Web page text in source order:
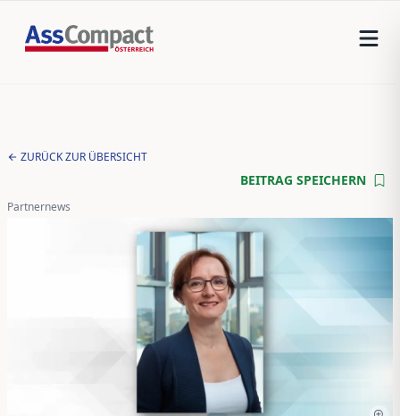
ZURÜCK ZUR ÜBERSICHT
BEITRAG SPEICHERN
Partnernews